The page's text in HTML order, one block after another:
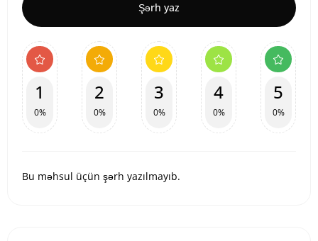
Şərh yaz
1
0%
2
0%
3
0%
4
0%
5
0%
Bu məhsul üçün şərh yazılmayıb.